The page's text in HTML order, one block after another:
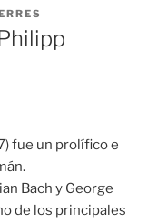
fue un prolífico e
Bach y George
de los principales